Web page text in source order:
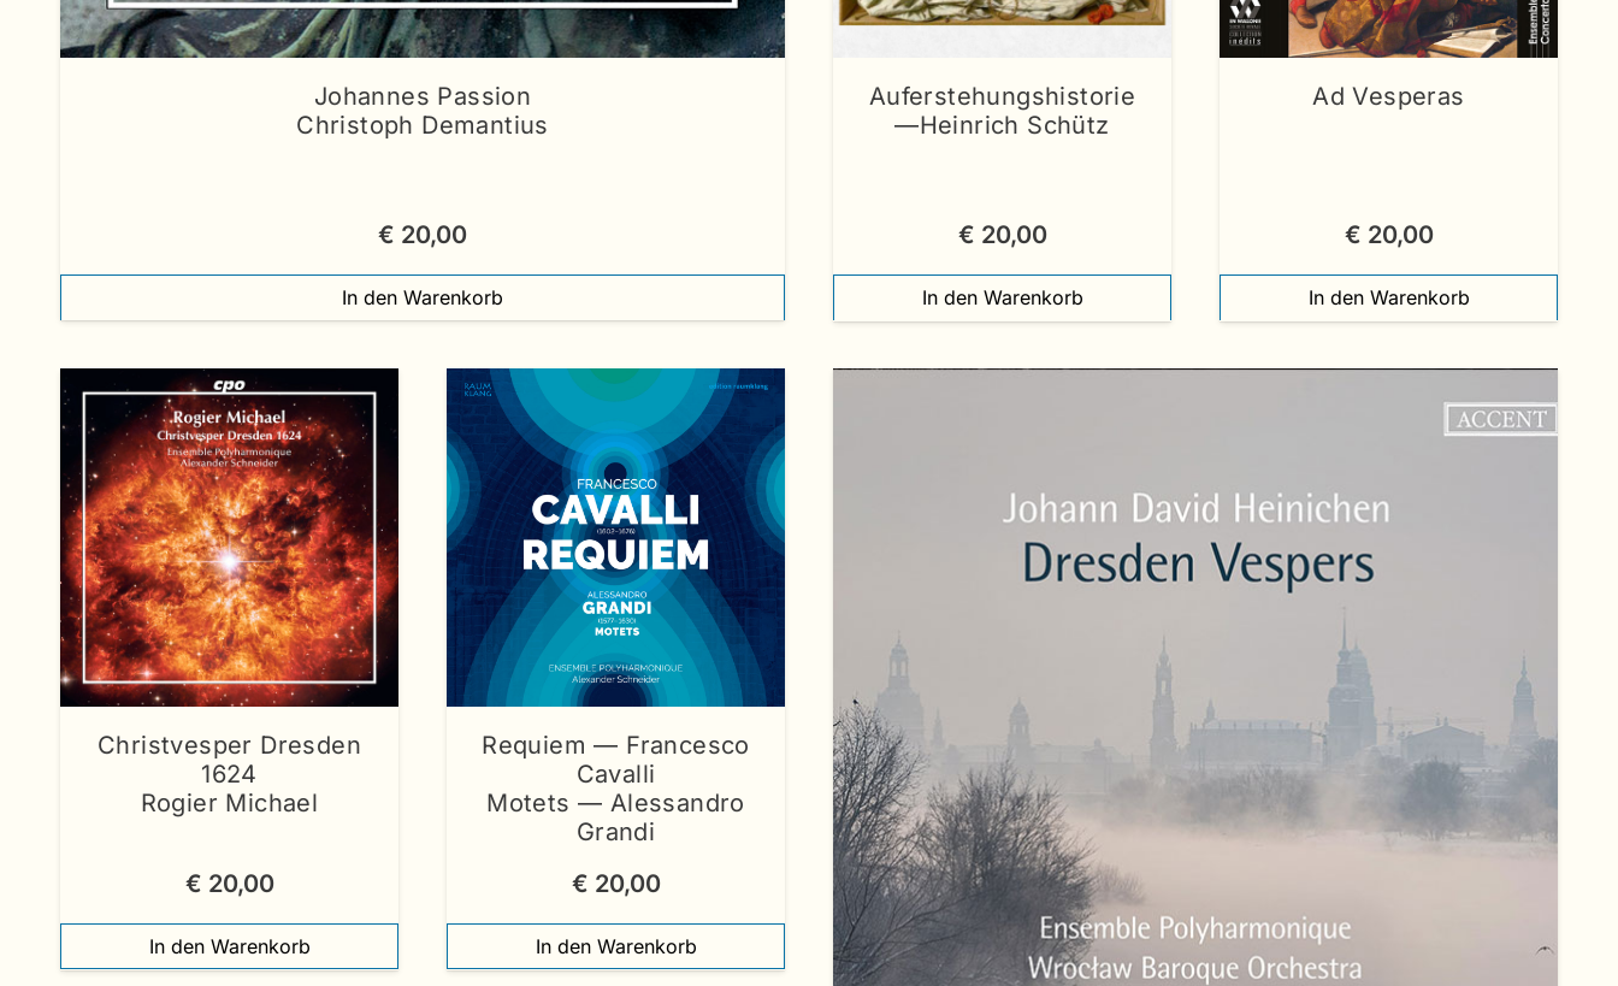
Johannes Passion
Christoph Demantius
€ 20,00
In den Warenkorb
Auferstehungshistorie
—Heinrich Schütz
€ 20,00
In den Warenkorb
Ad Vesperas
€ 20,00
In den Warenkorb
Christvesper Dresden
1624
Rogier Michael
€ 20,00
In den Warenkorb
Requiem — Francesco
Cavalli
Motets — Alessandro
Grandi
€ 20,00
In den Warenkorb